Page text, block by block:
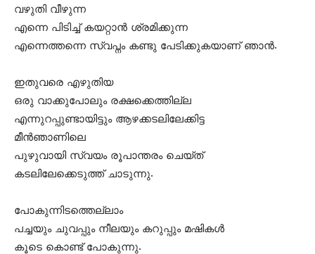
വഴുതി വീഴുന്ന
എന്നെ പിടിച്ച് കയറ്റാന്‍ ശ്രമിക്കുന്ന
എന്നെത്തന്നെ സ്വപ്നം കണ്ടു പേടിക്കുകയാണ് ഞാന്‍.
ഇതുവരെ എഴുതിയ
ഒരു വാക്കുപോലും രക്ഷക്കെത്തില്ല
എന്നുറപ്പുണ്ടായിട്ടും ആഴക്കടലിലേക്കിട്ട
മീന്‍ഞാണിലെ
പുഴുവായി സ്വയം രൂപാന്തരം ചെയ്ത്
കടലിലേക്കെടുത്ത് ചാടുന്നു.
പോകുന്നിടത്തെല്ലാം
പച്ചയും ചുവപ്പും നീലയും കറുപ്പും മഷികള്‍
കൂടെ കൊണ്ട് പോകുന്നു.